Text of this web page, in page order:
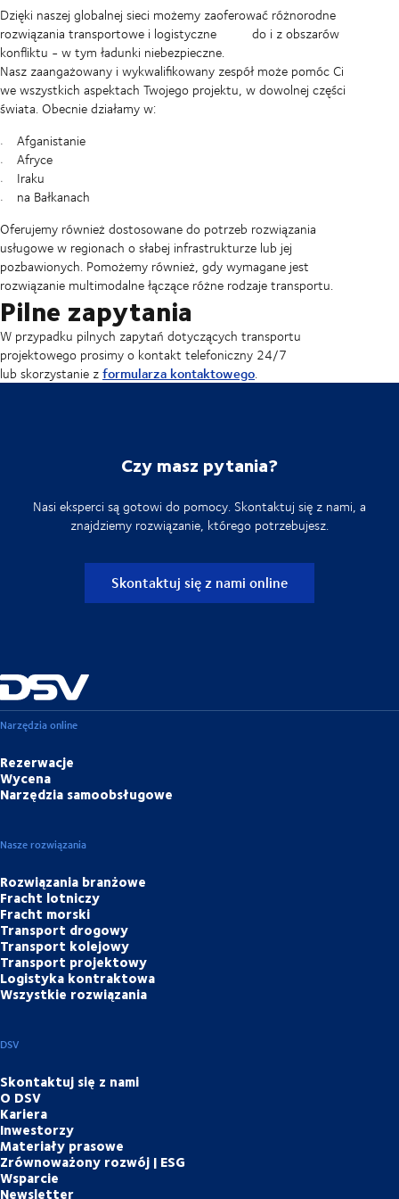
Dzięki naszej globalnej sieci możemy zaoferować różnorodne
rozwiązania transportowe i logistyczne do i z obszarów
konfliktu - w tym ładunki niebezpieczne.
Nasz zaangażowany i wykwalifikowany zespół może pomóc Ci
we wszystkich aspektach Twojego projektu, w dowolnej części
świata. Obecnie działamy w:
Afganistanie
Afryce
Iraku
na Bałkanach
Oferujemy również dostosowane do potrzeb rozwiązania
usługowe w regionach o słabej infrastrukturze lub jej
pozbawionych. Pomożemy również, gdy wymagane jest
rozwiązanie multimodalne łączące różne rodzaje transportu.
Pilne zapytania
W przypadku pilnych zapytań dotyczących transportu
projektowego prosimy o kontakt telefoniczny 24/7
lub skorzystanie zformularza kontaktowego.
Czy masz pytania?
Nasi eksperci są gotowi do pomocy. Skontaktuj się z nami, a
znajdziemy rozwiązanie, którego potrzebujesz.
Skontaktuj się z nami online
Narzędzia online
Rezerwacje
Wycena
Narzędzia samoobsługowe
Nasze rozwiązania
Rozwiązania branżowe
Fracht lotniczy
Fracht morski
Transport drogowy
Transport kolejowy
Transport projektowy
Logistyka kontraktowa
Wszystkie rozwiązania
DSV
Skontaktuj się z nami
O DSV
Kariera
Inwestorzy
Materiały prasowe
Zrównoważony rozwój | ESG
Wsparcie
Newsletter